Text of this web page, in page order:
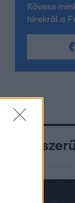
Kövess
hírekről a
Népszerű